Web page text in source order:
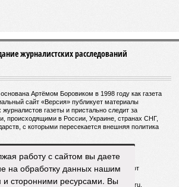
журналистских расследований
Артёмом Боровиком в 1998 году как газета
сайт «Версия» публикует материалы
газеты и пристально следит за
происходящими в России, Украине, странах СНГ,
с которыми пересекается внешняя политика
Главный редактор:Горевой Р. Г.
Роскомнадзора:ЭЛ № ФС 77 - 72681 от
и телефон редакции:versia@versia.ru,
работу с сайтом вы даете
на обработку данных нашим
и сторонними ресурсами. Вы